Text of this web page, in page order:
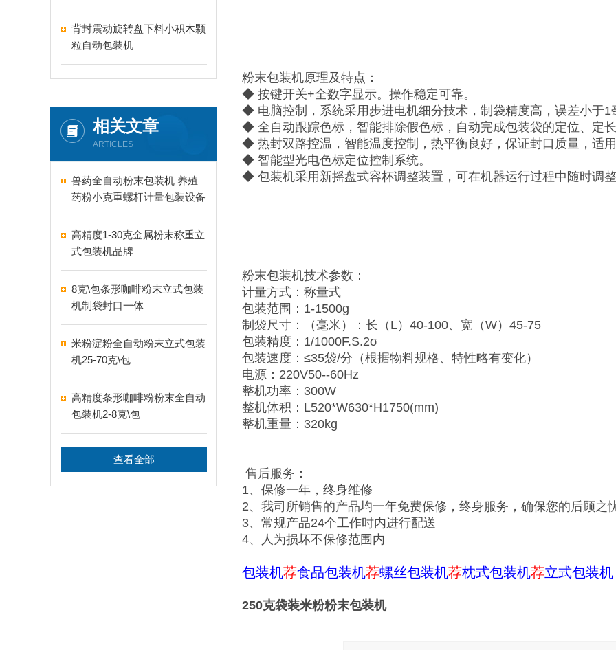
背封震动旋转盘下料小积木颗
粒自动包装机
相关文章
ARTICLES
兽药全自动粉末包装机 养殖
药粉小克重螺杆计量包装设备
高精度1-30克金属粉末称重立
式包装机品牌
8克\包条形咖啡粉末立式包装
机制袋封口一体
米粉淀粉全自动粉末立式包装
机25-70克\包
高精度条形咖啡粉粉末全自动
包装机2-8克\包
查看全部
粉末包装机原理及特点：
◆ 按键开关+全数字显示。操作稳定可靠。
◆ 电脑控制，系统采用步进电机细分技术，制袋精度高，误差小于1
◆ 全自动跟踪色标，智能排除假色标，自动完成包装袋的定位、定
◆ 热封双路控温，智能温度控制，热平衡良好，保证封口质量，适
◆ 智能型光电色标定位控制系统。
◆ 包装机采用新摇盘式容杯调整装置，可在机器运行过程中随时调
粉末包装机技术参数：
计量方式：称量式
包装范围：1-1500g
制袋尺寸：（毫米）：长（L）40-100、宽（W）45-75
包装精度：1/1000F.S.2σ
包装速度：≤35袋/分（根据物料规格、特性略有变化）
电源：220V50--60Hz
整机功率：300W
整机体积：L520*W630*H1750(mm)
整机重量：320kg
售后服务：
1、保修一年，终身维修
2、我司所销售的产品均一年免费保修，终身服务，确保您的后顾之
3、常规产品24个工作时内进行配送
4、人为损坏不保修范围内
包装机荐食品包装机荐螺丝包装机荐枕式包装机荐立式包装机
250克袋装米粉粉末包装机